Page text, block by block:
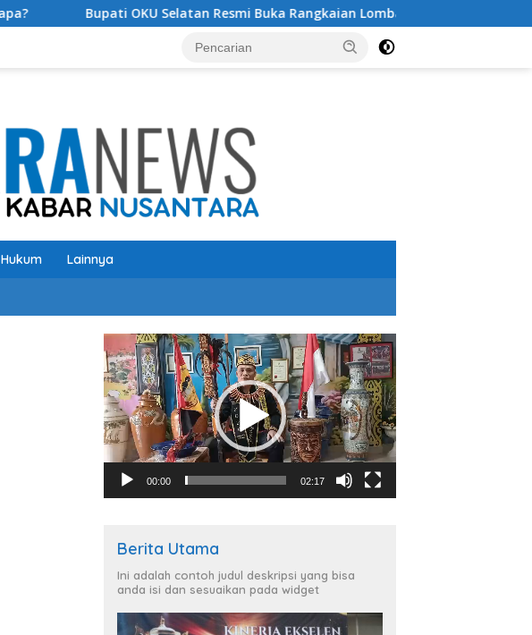
Bupati OKU Selatan Resmi Buka Rangkaian Lomba Peringatan HUT RI ke-81
Hukum Lainnya
Pemutar
Video
00:00 02:17
Berita Utama
Ini adalah contoh judul deskripsi yang bisa
anda isi dan sesuaikan pada widget